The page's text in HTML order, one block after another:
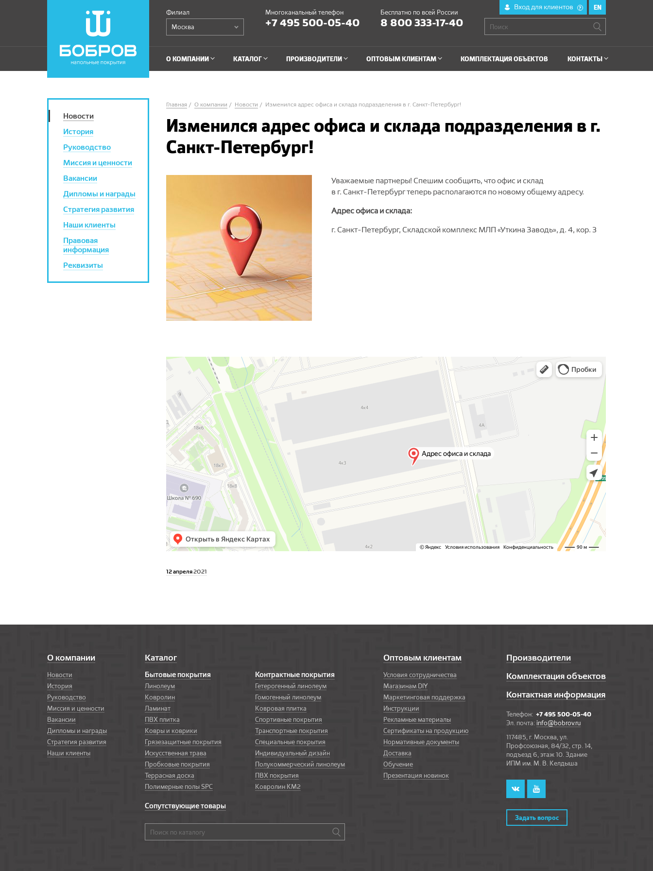
Филиал
Москва
Многоканальный телефон
+7 495 500-05-40
Бесплатно по всей России
8 800 333-17-40
Вход для клиентов ? EN
О КОМПАНИИ КАТАЛОГ ПРОИЗВОДИТЕЛИ ОПТОВЫМ КЛИЕНТАМ КОМПЛЕКТАЦИЯ ОБЪЕКТОВ КОНТАКТЫ
Новости
История
Руководство
Миссия и ценности
Вакансии
Дипломы и награды
Стратегия развития
Наши клиенты
Правовая
информация
Реквизиты
Главная О компании Новости Изменился адрес офиса и склада подразделения в г. Санкт-Петербург!
Изменился адрес офиса и склада подразделения в г.
Санкт-Петербург!
Уважаемые партнеры! Спешим сообщить, что офис и склад
в г. Санкт-Петербургтеперь располагаются по новому общему адресу.
Адрес офиса и склада:
г. Санкт-Петербург, Складской комплекс МЛП «Уткина Заводь», д. 4, кор. 3
12 апреля2021
О компании
Новости
История
Руководство
Миссия и ценности
Вакансии
Дипломы и награды
Стратегия развития
Наши клиенты
Каталог
Бытовые покрытия
Линолеум
Ковролин
Ламинат
ПВХ плитка
Ковры и коврики
Грязезащитные покрытия
Искусственная трава
Пробковые покрытия
Террасная доска
Полимерные полы SPC
Сопутствующие товары
Контрактные покрытия
Гетерогенный линолеум
Гомогенный линолеум
Ковровая плитка
Спортивные покрытия
Транспортные покрытия
Специальные покрытия
Индивидуальный дизайн
Полукоммерческий линолеум
ПВХ покрытия
Ковролин КМ2
Оптовым клиентам
Условия сотрудничества
Магазинам DIY
Маркетинговая поддержка
Инструкции
Рекламные материалы
Сертификаты на продукцию
Нормативные документы
Доставка
Обучение
Презентация новинок
Производители
Комплектация объектов
Контактная информация
Телефон:+7 495 500-05-40
Эл. почта: info@bobrov.ru
117485, г. Москва, ул.
Профсоюзная, 84/32, стр. 14,
подъезд 6, этаж 10. Здание
ИПМ им. М. В. Келдыша
Задать вопрос